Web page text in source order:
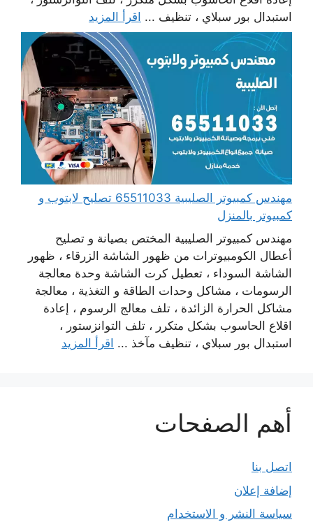
استبدال بور سبلاي ، تنظيف ... اقرأ المزيد
مهندس كمبيوتر الصليبية 65511033 تصليح لابتوب و
كمبيوتر بالمنزل
مهندس كمبيوتر الصليبية المختص بصيانة و تصليح
أعطال الكومبيوترات من ظهور الشاشة الزرقاء ، ظهور
الشاشة السوداء ، تعطيل كرت الشاشة وحدة معالجة
الرسومات ، مشاكل وحدات الطاقة و التغذية ، معالجة
مشاكل الحرارة الزائدة ، تلف معالج الرسوم ، إعادة
اقلاع الحاسوب بشكل متكرر ، تلف التوانزستور ،
استبدال بور سبلاي ، تنظيف مآخذ ... اقرأ المزيد
أهم الصفحات
اتصل بنا
إضافة إعلان
سياسة النشر و الاستخدام